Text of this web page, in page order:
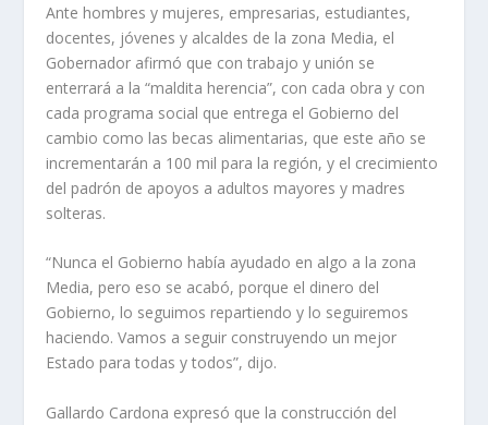
Ante hombres y mujeres, empresarias, estudiantes,
docentes, jóvenes y alcaldes de la zona Media, el
Gobernador afirmó que con trabajo y unión se
enterrará a la “maldita herencia”, con cada obra y con
cada programa social que entrega el Gobierno del
cambio como las becas alimentarias, que este año se
incrementarán a 100 mil para la región, y el crecimiento
del padrón de apoyos a adultos mayores y madres
solteras.
“Nunca el Gobierno había ayudado en algo a la zona
Media, pero eso se acabó, porque el dinero del
Gobierno, lo seguimos repartiendo y lo seguiremos
haciendo. Vamos a seguir construyendo un mejor
Estado para todas y todos”, dijo.
Gallardo Cardona expresó que la construcción del